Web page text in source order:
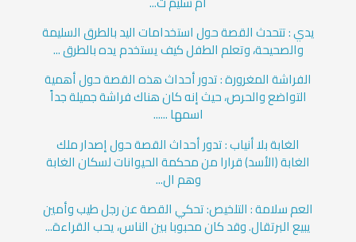
يدي : تتحدث القصة حول استخدامات اليد بالطرق السليمة
والصحيحة، وتعلم الطفل كيف يستخدم يده بالطرق ...
الفراشة المغرورة : تدور أحداث هذه القصة حول أهمية
التواضع والحرص، حيث إنه كان هناك فراشة جميلة جداً
اسمها ......
الغابة بلا أنياب : تدور أحداث القصة حول إصدار ملك
الغابة (الأسد) قرارا من محكمة الحيوانات لسكان الغابة
وهم ال...
العم سلامة : التلخيص: تحكي القصة عن رجل طيب وأمين
يبيع البرتقال. وقد كان محبوبا بين الناس، يحب القراءة...